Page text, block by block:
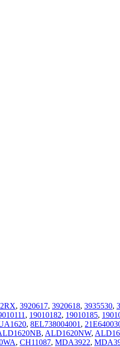
, 3920617, 3920618, 3935530,
, 19010182, 19010185,
, 8EL738004001 ,
, ALD1620NW,
, CH11087, MDA3922,